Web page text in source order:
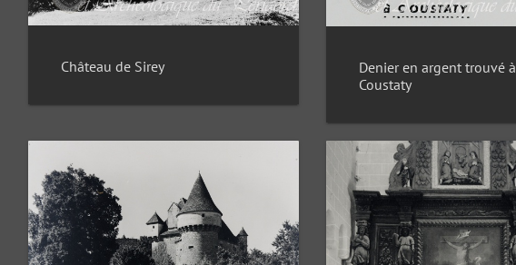
Château de Sirey
Denier en argent trouvé à
Coustaty